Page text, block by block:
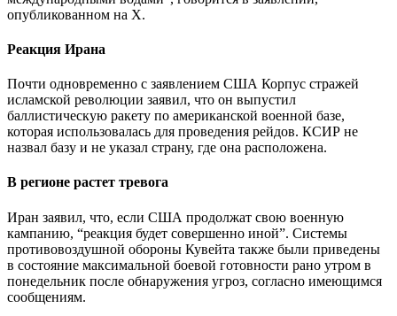
опубликованном на X.
Реакция Ирана
Почти одновременно с заявлением США Корпус стражей
исламской революции заявил, что он выпустил
баллистическую ракету по американской военной базе,
которая использовалась для проведения рейдов. КСИР не
назвал базу и не указал страну, где она расположена.
В регионе растет тревога
Иран заявил, что, если США продолжат свою военную
кампанию, “реакция будет совершенно иной”. Системы
противовоздушной обороны Кувейта также были приведены
в состояние максимальной боевой готовности рано утром в
понедельник после обнаружения угроз, согласно имеющимся
сообщениям.